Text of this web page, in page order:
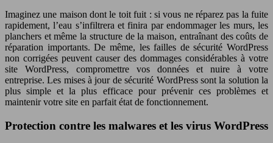
Imaginez une maison dont le toit fuit : si vous ne réparez pas la fuite
rapidement, l’eau s’infiltrera et finira par endommager les murs, les
planchers et même la structure de la maison, entraînant des coûts de
réparation importants. De même, les failles de sécurité WordPress
non corrigées peuvent causer des dommages considérables à votre
site WordPress, compromettre vos données et nuire à votre
entreprise. Les mises à jour de sécurité WordPress sont la solution la
plus simple et la plus efficace pour prévenir ces problèmes et
maintenir votre site en parfait état de fonctionnement.
Protection contre les malwares et les virus WordPress